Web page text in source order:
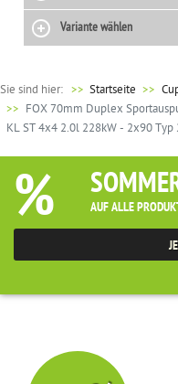
Variante wählen
Sie sind hier: >> Startseite
FOX 70mm Duplex
KL ST 4x4 2.0l 228kW - 2x90
% AUF ALLE